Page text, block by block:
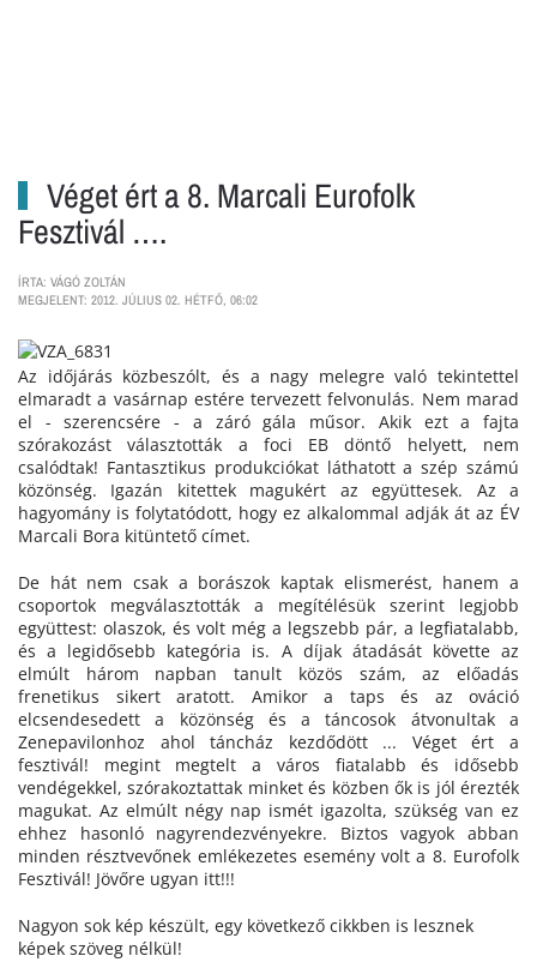
Véget ért a 8. Marcali Eurofolk
Fesztivál ….
ÍRTA: VÁGÓ ZOLTÁN
MEGJELENT: 2012. JÚLIUS 02. HÉTFŐ, 06:02
Az időjárás közbeszólt, és a nagy melegre való tekintettel
elmaradt a vasárnap estére tervezett felvonulás. Nem marad
el - szerencsére - a záró gála műsor. Akik ezt a fajta
szórakozást választották a foci EB döntő helyett, nem
csalódtak! Fantasztikus produkciókat láthatott a szép számú
közönség. Igazán kitettek magukért az együttesek. Az a
hagyomány is folytatódott, hogy ez alkalommal adják át az ÉV
Marcali Bora kitüntető címet.
De hát nem csak a borászok kaptak elismerést, hanem a
csoportok megválasztották a megítélésük szerint legjobb
együttest: olaszok, és volt még a legszebb pár, a legfiatalabb,
és a legidősebb kategória is. A díjak átadását követte az
elmúlt három napban tanult közös szám, az előadás
frenetikus sikert aratott. Amikor a taps és az ováció
elcsendesedett a közönség és a táncosok átvonultak a
Zenepavilonhoz ahol táncház kezdődött ... Véget ért a
fesztivál! megint megtelt a város fiatalabb és idősebb
vendégekkel, szórakoztattak minket és közben ők is jól érezték
magukat. Az elmúlt négy nap ismét igazolta, szükség van ez
ehhez hasonló nagyrendezvényekre. Biztos vagyok abban
minden résztvevőnek emlékezetes esemény volt a 8. Eurofolk
Fesztivál! Jövőre ugyan itt!!!
Nagyon sok kép készült, egy következő cikkben is lesznek
képek szöveg nélkül!